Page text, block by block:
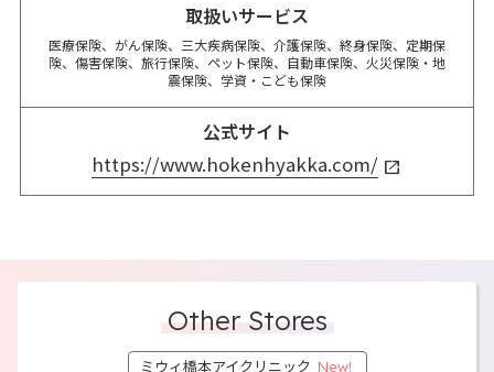
取扱いサービス
医療保険、がん保険、三大疾病保険、介護保険、終身保険、定期保
険、傷害保険、旅行保険、ペット保険、自動車保険、火災保険・地
震保険、学資・こども保険
公式サイト
https://www.hokenhyakka.com/
Other Stores
ミウィ橋本アイクリニック New!